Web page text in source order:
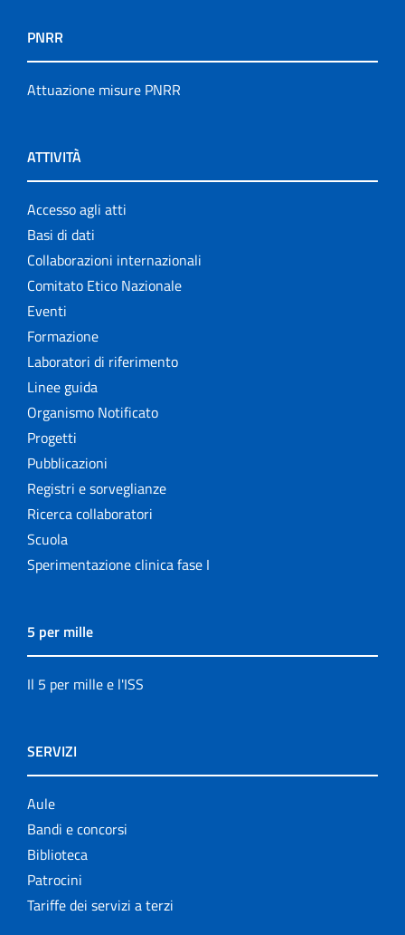
PNRR
Attuazione misure PNRR
ATTIVITÀ
Accesso agli atti
Basi di dati
Collaborazioni internazionali
Comitato Etico Nazionale
Eventi
Formazione
Laboratori di riferimento
Linee guida
Organismo Notificato
Progetti
Pubblicazioni
Registri e sorveglianze
Ricerca collaboratori
Scuola
Sperimentazione clinica fase I
5 per mille
Il 5 per mille e l'ISS
SERVIZI
Aule
Bandi e concorsi
Biblioteca
Patrocini
Tariffe dei servizi a terzi